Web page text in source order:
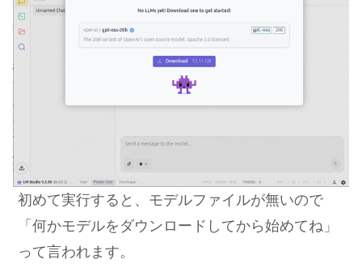
初めて実行すると、モデルファイルが無いので
「何かモデルをダウンロードしてから始めてね」
って言われます。